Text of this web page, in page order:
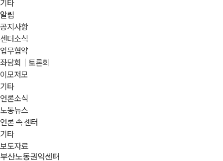
기타
알림
공지사항
센터소식
업무협약
좌담회｜토론회
이모저모
기타
언론소식
노동뉴스
언론 속 센터
기타
보도자료
부산노동권익센터